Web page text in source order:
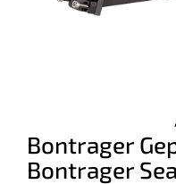
Bontrager
Bontrager